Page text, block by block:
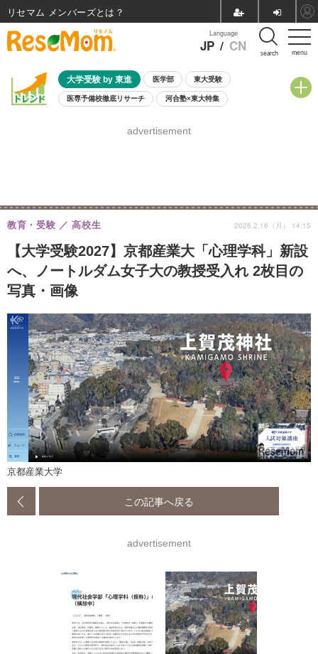
menu
Language
JP / CN search
大学受験 by 東進 医学部 東大受験
医専予備校徹底リサーチ 河合塾×東大特集
8月開催学校説明会・相談会
advertisement
【大学受験2027】京都産業大「心理学科」新設
へ、ノートルダム女子大の教授受入れ 2枚目の
写真・画像
教育・受験 高校生 2026.2.16（月） 14:15
京都産業大学
この記事へ戻る
advertisement
リセマム メンバーズ